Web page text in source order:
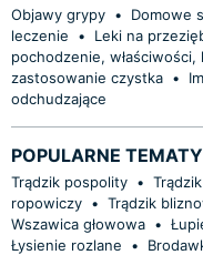
Objawy grypy • Domowe
leczenie
• Leki na
pochodzenie, właściwości,
zastosowanie czystka •
odchudzające
POPULARNE TEMATY
Trądzik pospolity •
ropowiczy • Trądzik
Wszawica głowowa •
Łysienie rozlane
•